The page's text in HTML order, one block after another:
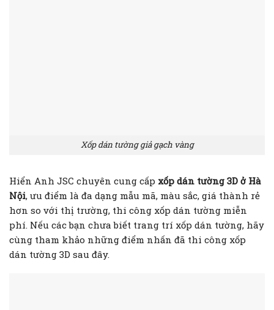
Xốp dán tường giả gạch vàng
Hiển Anh JSC chuyên cung cấp xốp dán tường 3D ở Hà
Nội, ưu điểm là đa dạng mẫu mã, màu sắc, giá thành rẻ
hơn so với thị trường, thi công xốp dán tường miễn
phí. Nếu các bạn chưa biết trang trí xốp dán tường, hãy
cùng tham khảo những điểm nhấn đã thi công xốp
dán tường 3D sau đây.